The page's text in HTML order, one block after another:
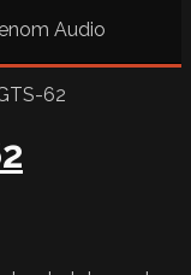
Audio